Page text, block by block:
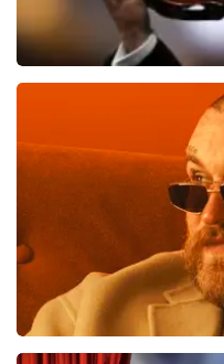
laatste 30 minuten
BESTEL NU